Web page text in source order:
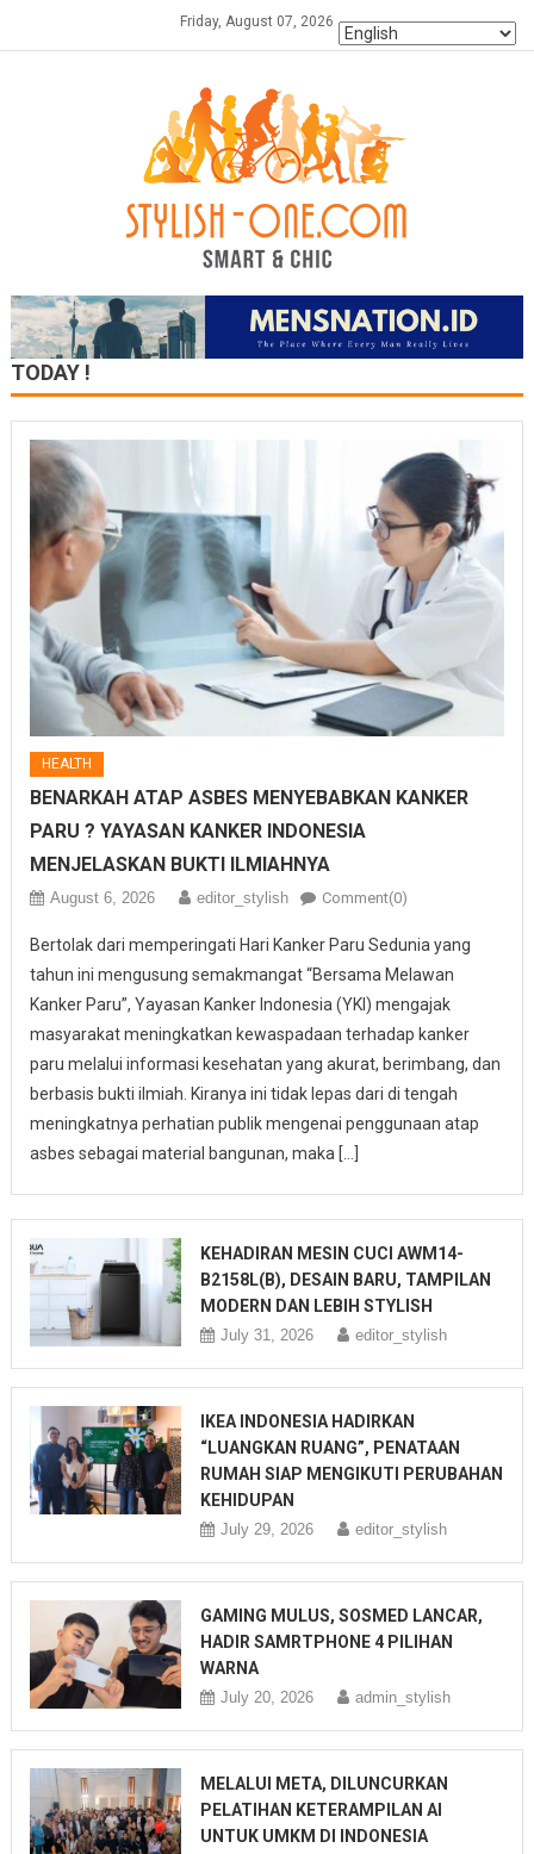
Friday, August 07, 2026
TODAY !
HEALTH
BENARKAH ATAP ASBES MENYEBABKAN KANKER
PARU ? YAYASAN KANKER INDONESIA
MENJELASKAN BUKTI ILMIAHNYA
August 6, 2026 editor_stylish Comment(0)
Bertolak dari memperingati Hari Kanker Paru Sedunia yang
tahun ini mengusung semakmangat “Bersama Melawan
Kanker Paru”, Yayasan Kanker Indonesia (YKI) mengajak
masyarakat meningkatkan kewaspadaan terhadap kanker
paru melalui informasi kesehatan yang akurat, berimbang, dan
berbasis bukti ilmiah. Kiranya ini tidak lepas dari di tengah
meningkatnya perhatian publik mengenai penggunaan atap
asbes sebagai material bangunan, maka […]
KEHADIRAN MESIN CUCI AWM14-
B2158L(B), DESAIN BARU, TAMPILAN
MODERN DAN LEBIH STYLISH
July 31, 2026 editor_stylish
IKEA INDONESIA HADIRKAN
“LUANGKAN RUANG”, PENATAAN
RUMAH SIAP MENGIKUTI PERUBAHAN
KEHIDUPAN
July 29, 2026 editor_stylish
GAMING MULUS, SOSMED LANCAR,
HADIR SAMRTPHONE 4 PILIHAN
WARNA
July 20, 2026 admin_stylish
MELALUI META, DILUNCURKAN
PELATIHAN KETERAMPILAN AI
UNTUK UMKM DI INDONESIA